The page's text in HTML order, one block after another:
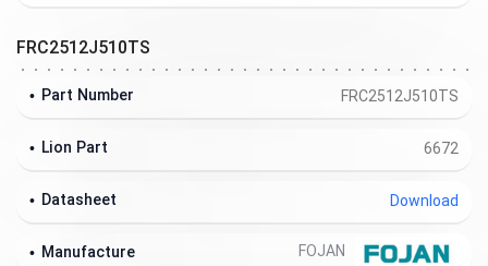
FRC2512J510TS
FRC2512J510TS
Part Number
6672
Lion Part
Download
Datasheet
Manufacture